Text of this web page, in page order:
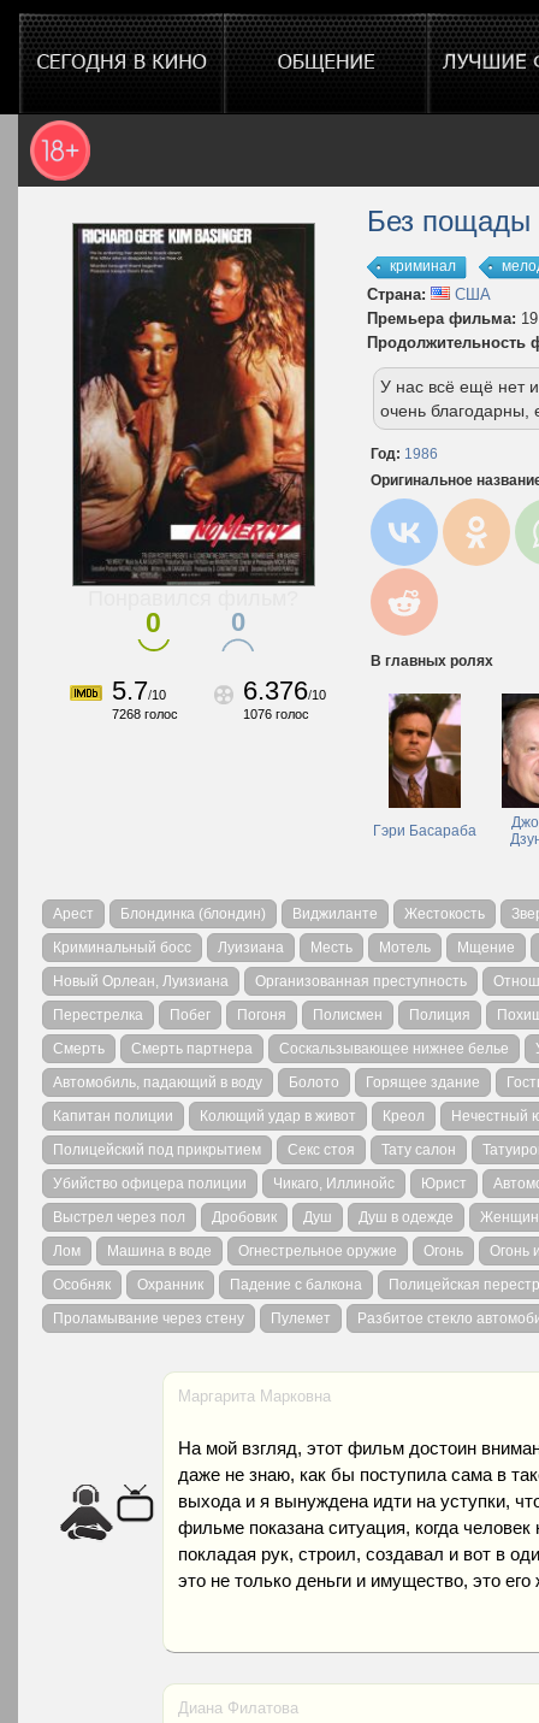
0 0
5.7/10
7268 голос
6.376/10
1076 голос
Без пощады
криминал
Страна:
США
Премьера фильма:
Продолжительность
У нас всё ещё нет
очень благодарны,
Год: 1986
Оригинальное
В главных ролях
Гэри Басараба
Арест Блондинка (блондин) Виджиланте Жестокость
Криминальный босс
Луизиана Месть Мотель
Мщение
Новый Орлеан, Луизиана
Организованная преступность
Перестрелка
Побег Погоня Полисмен Полиция
Смерть
Смерть партнера Соскальзывающее нижнее белье
Автомобиль, падающий в воду
Болото Горящее здание
Капитан полиции
Колющий удар в живот Креол
Нечестный
Полицейский под прикрытием
Секс стоя Тату салон
Убийство офицера полиции
Чикаго, Иллинойс Юрист
Выстрел через пол
Дробовик Душ Душ в одежде
Лом
Машина в воде Огнестрельное оружие Огонь
Огонь
Особняк
Охранник Падение с балкона
Полицейская
Проламывание через стену
Пулемет Разбитое стекло
Маргарита Марковна
На мой взгляд, этот фильм достоин
даже не знаю, как бы поступила сама в
выхода и я вынуждена идти на уступки,
фильме показана ситуация, когда
покладая рук, строил, создавал и вот в
это не только деньги и имущество, это его
Диана Филатова